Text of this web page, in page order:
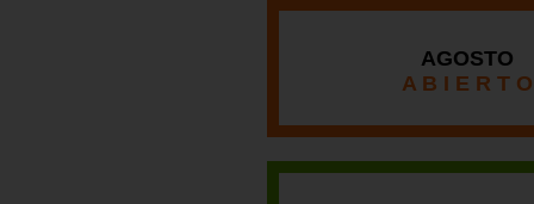
AGOSTO
A B I E R T O